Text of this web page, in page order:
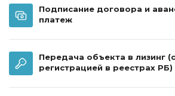
Подписание договора и
платеж
Передача объекта в лизинг (с
регистрацией в реестрах РБ)